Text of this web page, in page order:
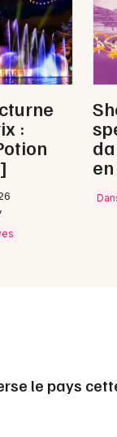
:
le pays